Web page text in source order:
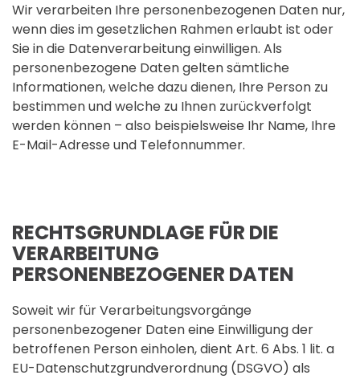
Wir verarbeiten Ihre personenbezogenen Daten nur,
wenn dies im gesetzlichen Rahmen erlaubt ist oder
Sie in die Datenverarbeitung einwilligen. Als
personenbezogene Daten gelten sämtliche
Informationen, welche dazu dienen, Ihre Person zu
bestimmen und welche zu Ihnen zurückverfolgt
werden können – also beispielsweise Ihr Name, Ihre
E-Mail-Adresse und Telefonnummer.
RECHTSGRUNDLAGE FÜR DIE
VERARBEITUNG
PERSONENBEZOGENER DATEN
Soweit wir für Verarbeitungsvorgänge
personenbezogener Daten eine Einwilligung der
betroffenen Person einholen, dient Art. 6 Abs. 1 lit. a
EU-Datenschutzgrundverordnung (DSGVO) als